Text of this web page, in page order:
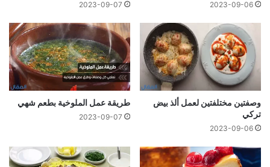
2023-09-06
2023-09-07
وصفتين مختلفتين لعمل ألذ بيض
تركي
2023-09-06
طريقة عمل الملوخية بطعم شهي
2023-09-07